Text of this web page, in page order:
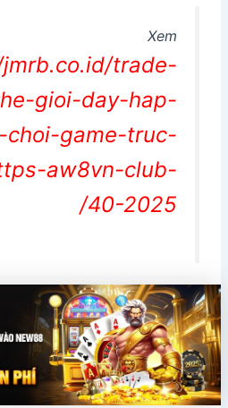
Xem
trade-
gioi-day-hap-
choi-game-truc-
aw8vn-club-
40-2025/